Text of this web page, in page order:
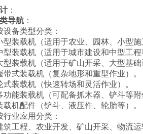
：
导航 ：
设备类型分类：
型装载机（适用于农业、园林、小型施
型装载机（适用于城市建设和中型工程
型装载机（适用于矿山开采、大型基础
带式装载机（复杂地形和重型作业）。
式装载机（快速转场和灵活作业）。
功能装载机（可配备抓木器、铲斗等附
载机配件（铲斗、液压件、轮胎等）。
行业应用分类：
筑工程、农业开发、矿山开采、物流运